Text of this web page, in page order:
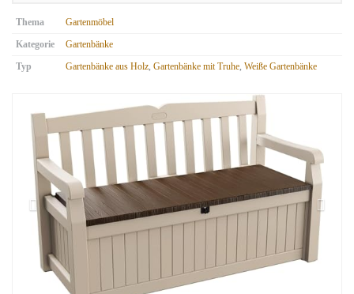
Thema
Gartenmöbel
Kategorie
Gartenbänke
Typ
Gartenbänke aus Holz, Gartenbänke mit Truhe, Weiße Gartenbänke